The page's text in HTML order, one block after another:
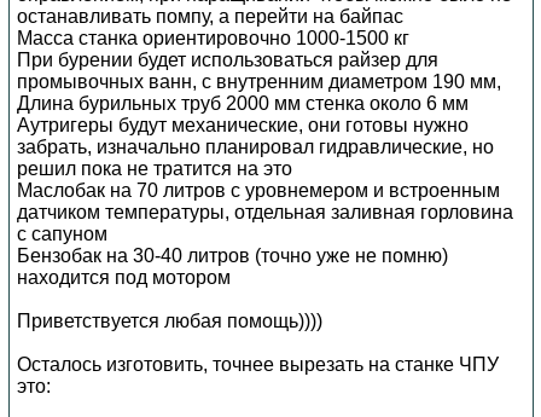
останавливать помпу, а перейти на байпас
Масса станка ориентировочно 1000-1500 кг
При бурении будет использоваться райзер для
промывочных ванн, с внутренним диаметром 190 мм,
Длина бурильных труб 2000 мм стенка около 6 мм
Аутригеры будут механические, они готовы нужно
забрать, изначально планировал гидравлические, но
решил пока не тратится на это
Маслобак на 70 литров с уровнемером и встроенным
датчиком температуры, отдельная заливная горловина
с сапуном
Бензобак на 30-40 литров (точно уже не помню)
находится под мотором
Приветствуется любая помощь))))
Осталось изготовить, точнее вырезать на станке ЧПУ
это: